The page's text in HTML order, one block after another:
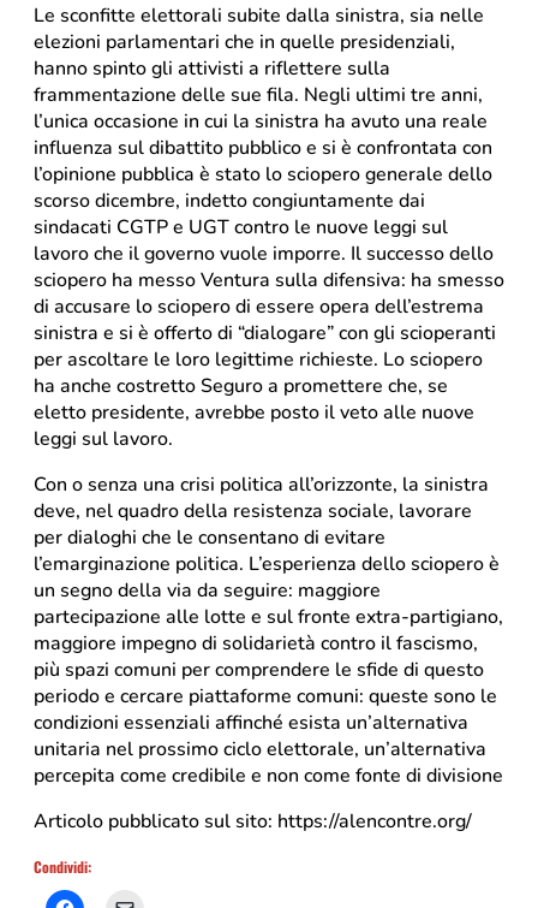
Le sconfitte elettorali subite dalla sinistra, sia nelle
elezioni parlamentari che in quelle presidenziali,
hanno spinto gli attivisti a riflettere sulla
frammentazione delle sue fila. Negli ultimi tre anni,
l’unica occasione in cui la sinistra ha avuto una reale
influenza sul dibattito pubblico e si è confrontata con
l’opinione pubblica è stato lo sciopero generale dello
scorso dicembre, indetto congiuntamente dai
sindacati CGTP e UGT contro le nuove leggi sul
lavoro che il governo vuole imporre. Il successo dello
sciopero ha messo Ventura sulla difensiva: ha smesso
di accusare lo sciopero di essere opera dell’estrema
sinistra e si è offerto di “dialogare” con gli scioperanti
per ascoltare le loro legittime richieste. Lo sciopero
ha anche costretto Seguro a promettere che, se
eletto presidente, avrebbe posto il veto alle nuove
leggi sul lavoro.
Con o senza una crisi politica all’orizzonte, la sinistra
deve, nel quadro della resistenza sociale, lavorare
per dialoghi che le consentano di evitare
l’emarginazione politica. L’esperienza dello sciopero è
un segno della via da seguire: maggiore
partecipazione alle lotte e sul fronte extra-partigiano,
maggiore impegno di solidarietà contro il fascismo,
più spazi comuni per comprendere le sfide di questo
periodo e cercare piattaforme comuni: queste sono le
condizioni essenziali affinché esista un’alternativa
unitaria nel prossimo ciclo elettorale, un’alternativa
percepita come credibile e non come fonte di divisione
Articolo pubblicato sul sito: https://alencontre.org/
Condividi: